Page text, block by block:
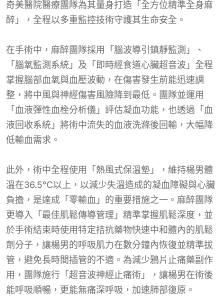
奇美醫院醫療團隊為其量身打造「全方位精準全身麻
醉」，全程以多重監控技術守護其生命安全。
在手術中，麻醉團隊採用「腦波導引鎮靜監測」、
「腦氧監測系統」及「即時經食道心臟超音波」全程
掌握腦部血氧與血壓波動，在傷害發生前能迅速調
整，將中風與神經傷害風險降到最低。團隊並運用
「血液彈性血栓分析儀」評估凝血功能，也透過「血
液回收系統」將術中流失的血液洗滌後回輸，大幅降
低輸血需求。
此外，術中全程使用「熱風式保溫墊」，維持楊男體
溫在36.5°C以上，以減少失溫造成的凝血障礙與心臟
負擔，是達成「零輸血」的重要措施之一。麻醉團隊
更導入「最佳肌鬆傳導管理」精準掌握肌鬆深度，並
於手術結束時使用特定拮抗藥物快速中和體內的肌鬆
劑分子，讓楊男的呼吸肌力在數分鐘內恢復並精準拔
管，避免長時間插管的不適。為減少鴉片止痛藥副作
用，團隊施行「超音波神經止痛術」，讓楊男在術後
能呼吸順暢，更能無痛深呼吸，加速肺部復原。